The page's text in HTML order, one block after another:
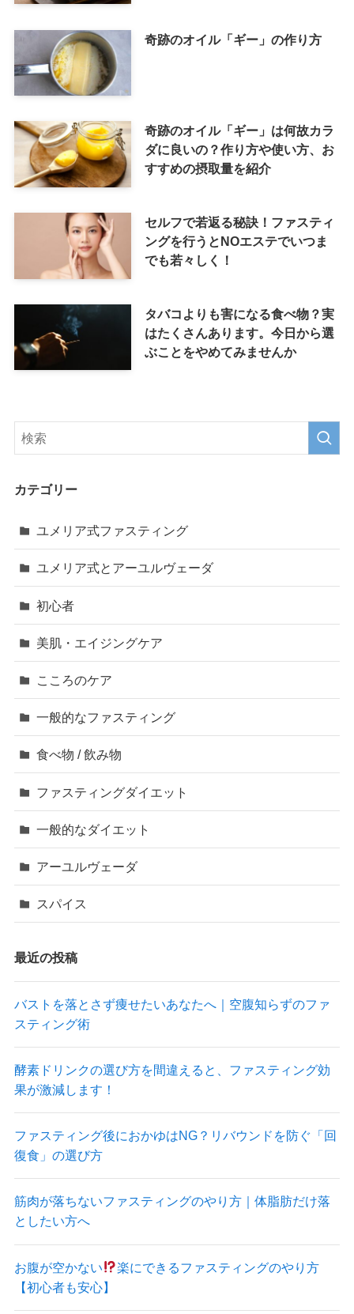
奇跡のオイル「ギー」の作り方
奇跡のオイル「ギー」は何故カラ
ダに良いの？作り方や使い方、お
すすめの摂取量を紹介
セルフで若返る秘訣！ファスティ
ングを行うとNOエステでいつま
でも若々しく！
タバコよりも害になる食べ物？実
はたくさんあります。今日から選
ぶことをやめてみませんか
カテゴリー
ユメリア式ファスティング
ユメリア式とアーユルヴェーダ
初心者
美肌・エイジングケア
こころのケア
一般的なファスティング
食べ物 / 飲み物
ファスティングダイエット
一般的なダイエット
アーユルヴェーダ
スパイス
最近の投稿
バストを落とさず痩せたいあなたへ｜空腹知らずのファ
スティング術
酵素ドリンクの選び方を間違えると、ファスティング効
果が激減します！
ファスティング後におかゆはNG？リバウンドを防ぐ「回
復食」の選び方
筋肉が落ちないファスティングのやり方｜体脂肪だけ落
としたい方へ
お腹が空かない
楽にできるファスティングのやり方
【初心者も安心】